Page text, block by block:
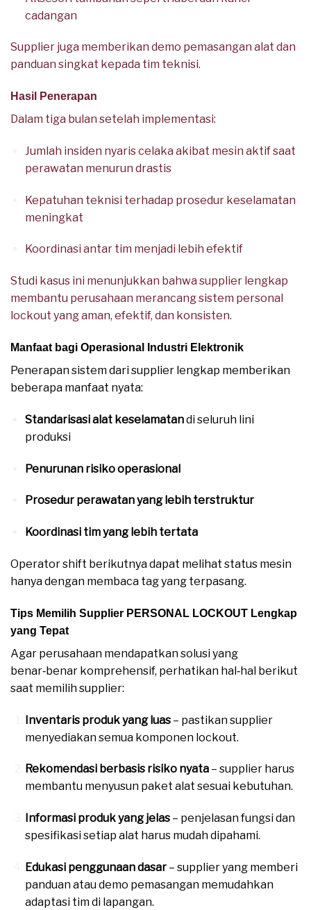
cadangan
Supplier juga memberikan demo pemasangan alat dan
panduan singkat kepada tim teknisi.
Hasil Penerapan
Dalam tiga bulan setelah implementasi:
Jumlah insiden nyaris celaka akibat mesin aktif saat
perawatan menurun drastis
Kepatuhan teknisi terhadap prosedur keselamatan
meningkat
Koordinasi antar tim menjadi lebih efektif
Studi kasus ini menunjukkan bahwa supplier lengkap
membantu perusahaan merancang sistem personal
lockout yang aman, efektif, dan konsisten.
Manfaat bagi Operasional Industri Elektronik
Penerapan sistem dari supplier lengkap memberikan
beberapa manfaat nyata:
Standarisasi alat keselamatandi seluruh lini
produksi
Penurunan risiko operasional
Prosedur perawatan yang lebih terstruktur
Koordinasi tim yang lebih tertata
Operator shift berikutnya dapat melihat status mesin
hanya dengan membaca tag yang terpasang.
Tips Memilih Supplier PERSONAL LOCKOUT Lengkap
yang Tepat
Agar perusahaan mendapatkan solusi yang
benar‑benar komprehensif, perhatikan hal‑hal berikut
saat memilih supplier:
Inventaris produk yang luas– pastikan supplier
menyediakan semua komponen lockout.
Rekomendasi berbasis risiko nyata– supplier harus
membantu menyusun paket alat sesuai kebutuhan.
Informasi produk yang jelas– penjelasan fungsi dan
spesifikasi setiap alat harus mudah dipahami.
Edukasi penggunaan dasar– supplier yang memberi
panduan atau demo pemasangan memudahkan
adaptasi tim di lapangan.